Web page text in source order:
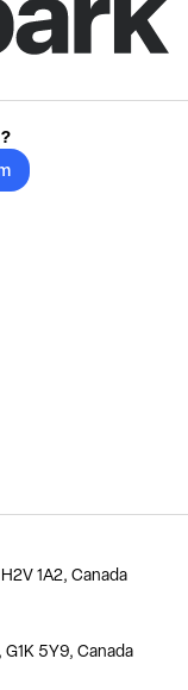
1A2, Canada
5Y9, Canada